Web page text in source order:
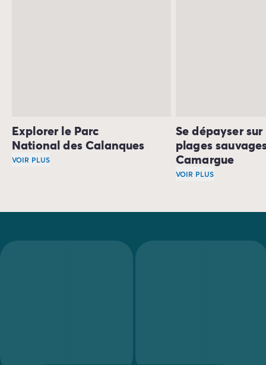
Explorer le Parc
National des Calanques
VOIR PLUS
plages, dont
Se dépayser sur
plages
Camargue
VOIR PLUS